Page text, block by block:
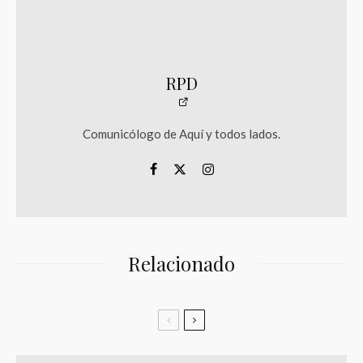
RPD
Comunicólogo de Aquí y todos lados.
Relacionado